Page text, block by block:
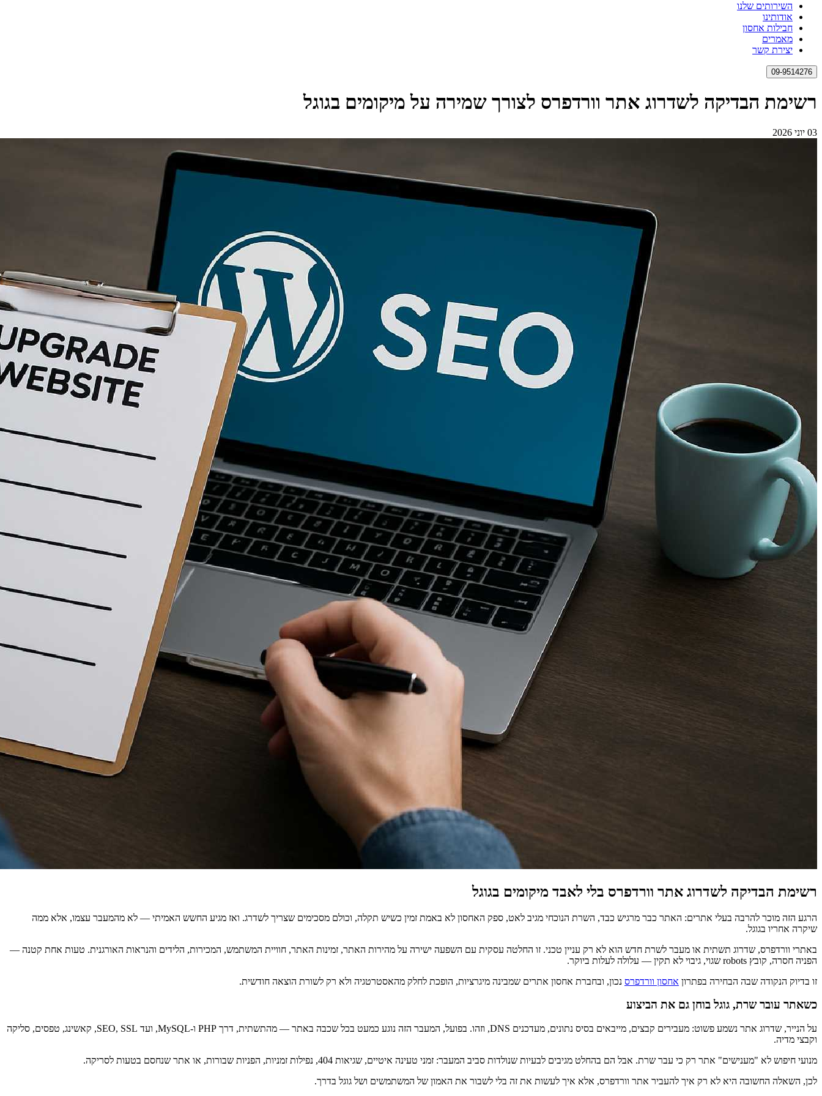
השירותים שלנו
אודותינו
חבילות אחסון
מאמרים
יצירת קשר
09-9514276
רשימת הבדיקה לשדרוג אתר וורדפרס לצורך שמירה על מיקומים בגוגל
03 יוני 2026
רשימת הבדיקה לשדרוג אתר וורדפרס בלי לאבד מיקומים בגוגל
הרגע הזה מוכר להרבה בעלי אתרים: האתר כבר מרגיש כבד, השרת הנוכחי מגיב לאט, ספק האחסון לא באמת זמין כשיש תקלה, וכולם מסכימים שצריך לשדרג. ואז מגיע החשש האמיתי — לא מהמעבר עצמו, אלא ממה
שיקרה אחריו בגוגל.
באתרי וורדפרס, שדרוג תשתית או מעבר לשרת חדש הוא לא רק עניין טכני. זו החלטה עסקית עם השפעה ישירה על מהירות האתר, זמינות האתר, חוויית המשתמש, המכירות, הלידים והנראות האורגנית. טעות אחת קטנה —
הפניה חסרה, קובץ robots שגוי, גיבוי לא תקין — עלולה לעלות ביוקר.
זו בדיוק הנקודה שבה הבחירה בפתרון אחסון וורדפרס נכון, ובחברת אחסון אתרים שמבינה מיגרציות, הופכת לחלק מהאסטרטגיה ולא רק לשורת הוצאה חודשית.
כשאתר עובר שרת, גוגל בוחן גם את הביצוע
על הנייר, שדרוג אתר נשמע פשוט: מעבירים קבצים, מייבאים בסיס נתונים, מעדכנים DNS, וזהו. בפועל, המעבר הזה נוגע כמעט בכל שכבה באתר — מהתשתית, דרך PHP ו-MySQL, ועד SEO, SSL, קאשינג, טפסים, סליקה
וקבצי מדיה.
מנועי חיפוש לא "מענישים" אתר רק כי עבר שרת. אבל הם בהחלט מגיבים לבעיות שנולדות סביב המעבר: זמני טעינה איטיים, שגיאות 404, נפילות זמניות, הפניות שבורות, או אתר שנחסם בטעות לסריקה.
לכן, השאלה החשובה היא לא רק איך להעביר אתר וורדפרס, אלא איך לעשות את זה בלי לשבור את האמון של המשתמשים ושל גוגל בדרך.